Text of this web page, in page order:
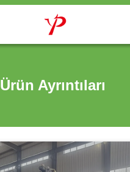
Ürün Ayrıntıları